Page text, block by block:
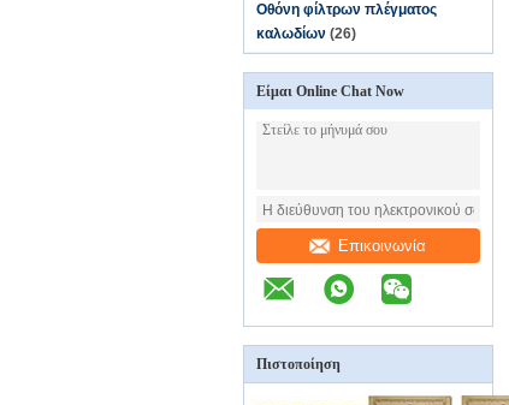
Οθόνη φίλτρων πλέγματος
καλωδίων (26)
Είμαι Online Chat Now
Επικοινωνία
Πιστοποίηση